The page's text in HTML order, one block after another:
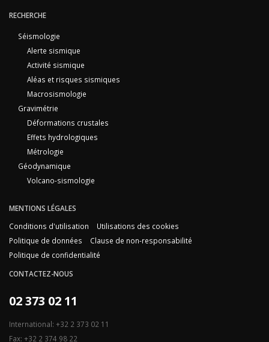
RECHERCHE
Séismologie
Alerte sismique
Activité sismique
Aléas et risques sismiques
Macrosismologie
Gravimétrie
Déformations crustales
Effets hydrologiques
Métrologie
Géodynamique
Volcano-sismologie
MENTIONS LÉGALES
Conditions d'utilisation
Utilisations des cookies
Politique de données
Clause de non-responsabilité
Politique de confidentialité
CONTACTEZ-NOUS
02 373 02 11
International: +32 2 373 02 11
Fax: +32 2 374 98 22